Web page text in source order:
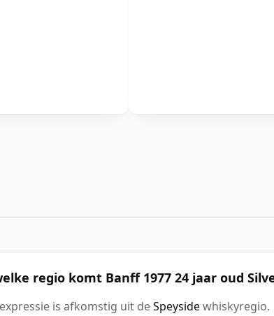
regio komt Banff 1977 24 jaar oud
is afkomstig uit deSpeysidewhiskyregio.